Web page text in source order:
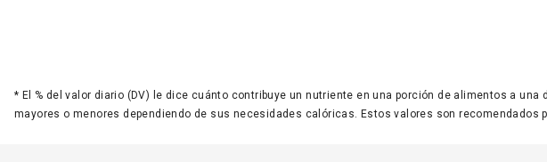
* El % del valor diario (DV) le dice cuánto contribuye un nutriente en una porción de alimentos a
mayores o menores dependiendo de sus necesidades calóricas. Estos valores son recomendados